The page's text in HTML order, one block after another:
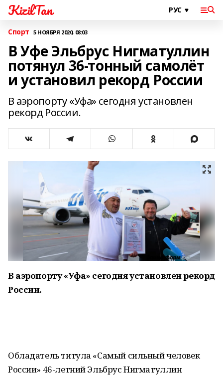
KizilTan
Спорт 5 НОЯБРЯ 2020, 08:03
В Уфе Эльбрус Нигматуллин
потянул 36-тонный самолёт
и установил рекорд России
В аэропорту «Уфа» сегодня установлен
рекорд России.
В аэропорту «Уфа» сегодня установлен рекорд
России.
Обладатель титула «Самый сильный человек
России» 46-летний Эльбрус Нигматуллин